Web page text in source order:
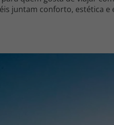
juntam conforto, estética